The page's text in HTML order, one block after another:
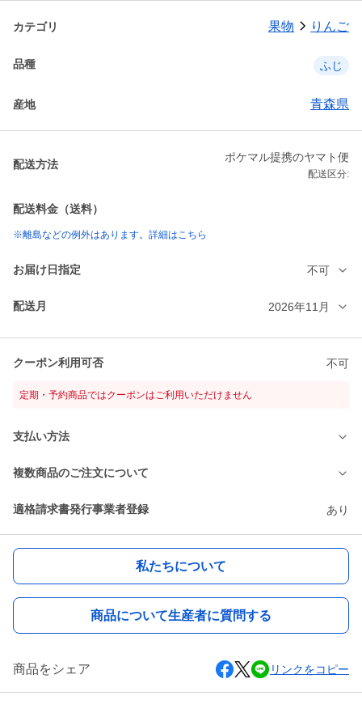
カテゴリ 果物 りんご
品種 ふじ
産地 青森県
配送方法
ポケマル提携のヤマト便
配送区分:
配送料金（送料）
※離島などの例外はあります。詳細はこちら
お届け日指定 不可
配送月 2026年11月
クーポン利用可否 不可
定期・予約商品ではクーポンはご利用いただけません
支払い方法
複数商品のご注文について
適格請求書発行事業者登録 あり
私たちについて
商品について生産者に質問する
商品をシェア リンクをコピー